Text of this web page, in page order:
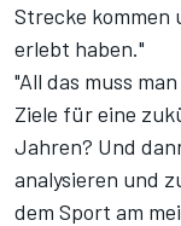
Strecke kommen
erlebt haben."
"All das muss
Ziele für eine
Jahren? Und
analysieren und
dem Sport am